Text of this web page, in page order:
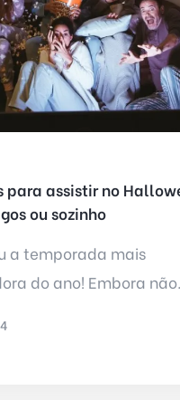
para assistir no
ou sozinho
a temporada mais
do ano! Embora